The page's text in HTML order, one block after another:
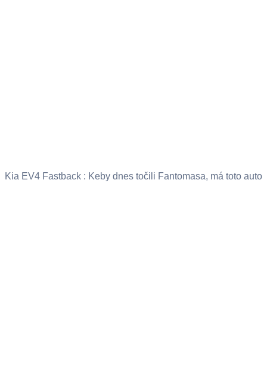
Kia EV4 Fastback : Keby dnes točili Fantomasa, má toto auto